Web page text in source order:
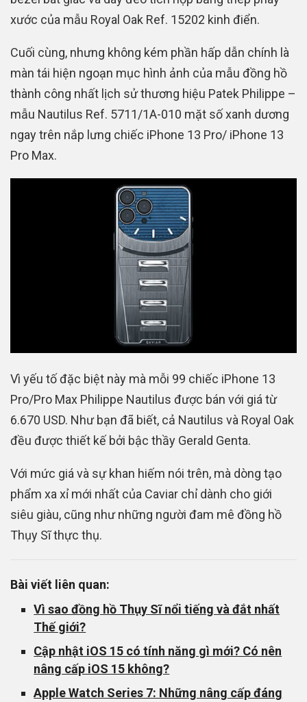
xước của mẫu Royal Oak Ref. 15202 kinh điển.
Cuối cùng, nhưng không kém phần hấp dẫn chính là
màn tái hiện ngoạn mục hình ảnh của mẫu đồng hồ
thành công nhất lịch sử thương hiệu Patek Philippe –
mẫu Nautilus Ref. 5711/1A-010 mặt số xanh dương
ngay trên nắp lưng chiếc iPhone 13 Pro/ iPhone 13
Pro Max.
Vì yếu tố đặc biệt này mà mỗi 99 chiếc iPhone 13
Pro/Pro Max Philippe Nautilus được bán với giá từ
6.670 USD. Như bạn đã biết, cả Nautilus và Royal Oak
đều được thiết kế bởi bậc thầy Gerald Genta.
Với mức giá và sự khan hiếm nói trên, mà dòng tạo
phẩm xa xỉ mới nhất của Caviar chỉ dành cho giới
siêu giàu, cũng như những người đam mê đồng hồ
Thụy Sĩ thực thụ.
Bài viết liên quan:
Vì sao đồng hồ Thụy Sĩ nổi tiếng và đắt nhất
Thế giới?
Cập nhật iOS 15 có tính năng gì mới? Có nên
nâng cấp iOS 15 không?
Apple Watch Series 7: Những nâng cấp đáng